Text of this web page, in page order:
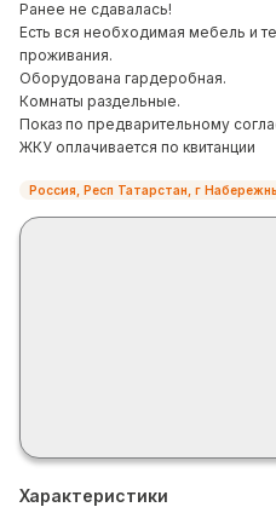
Ранее не сдавалась!
Есть вся необходимая мебель и
проживания.
Оборудована гардеробная.
Комнаты раздельные.
Показ по предварительному
ЖКУ оплачивается по квитанции
Россия, Респ Татарстан, г
Характеристики